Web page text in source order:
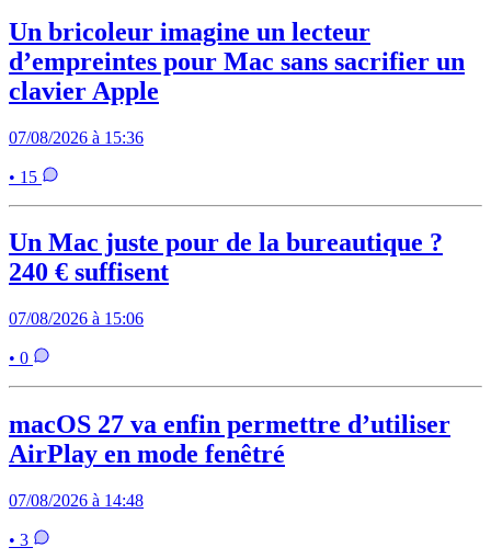
Un bricoleur imagine un lecteur
d’empreintes pour Mac sans sacrifier un
clavier Apple
07/08/2026 à 15:36
• 15
Un Mac juste pour de la bureautique ?
240 € suffisent
07/08/2026 à 15:06
• 0
macOS 27 va enfin permettre d’utiliser
AirPlay en mode fenêtré
07/08/2026 à 14:48
• 3